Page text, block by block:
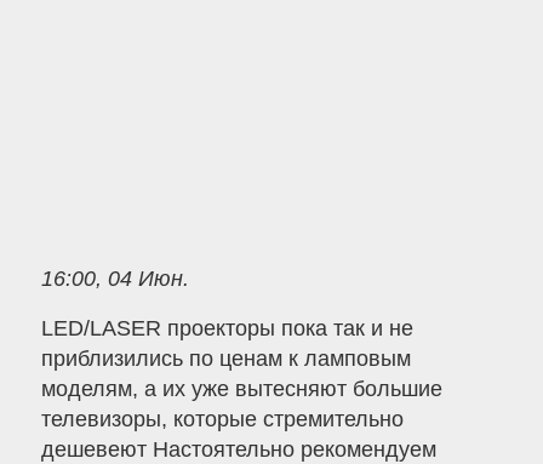
16:00, 04 Июн.
LED/LASER проекторы пока так и не
приблизились по ценам к ламповым
моделям, а их уже вытесняют большие
телевизоры, которые стремительно
дешевеют Настоятельно рекомендуем